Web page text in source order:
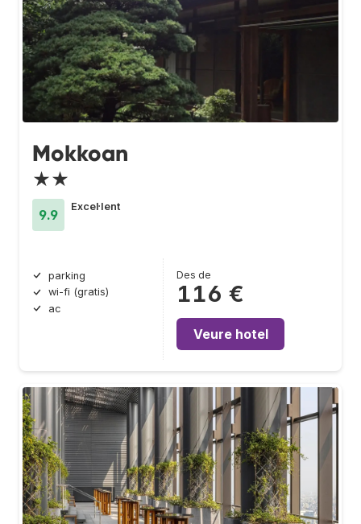
Mokkoan
★★
9.9
Excel·lent
parking
wi-fi (gratis)
ac
Des de
116 €
Veure hotel